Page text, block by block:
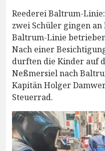
Reederei Baltrum-
zwei Schüler gingen
Baltrum-Linie
Nach einer
durften die Kinder auf
Neßmersiel nach
Kapitän Holger
Steuerrad.